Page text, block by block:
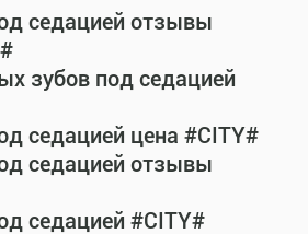
седацией отзывы
зубов под седацией
седацией цена #CITY#
седацией отзывы
седацией #CITY#